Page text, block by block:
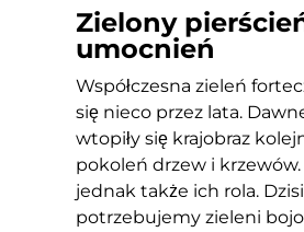
Zielony
umocnień
Współczesna zieleń
się nieco przez lata.
wtopiły się krajobraz
pokoleń drzew i krzewów.
jednak także ich rola.
potrzebujemy zieleni